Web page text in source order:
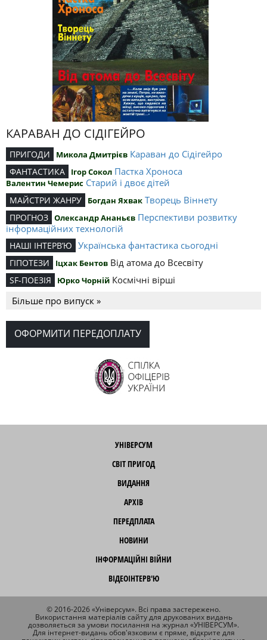
КАРАВАН ДО СІДІГЕЙРО
ПРИГОДИ Микола Дмитрієв Караван до Сідігейро
ФАНТАСТИКА Ігор Сокол Пастка Хроноса
Валентин Чемерис Старий і двоє дітей
МАЙСТРИ ЖАНРУ Богдан Яхвак Творець Віннету
ПРОГНОЗ Олександр Ананьєв Перспективи розвитку
інформаційних технологій
НАШІ ІНТЕРВ’Ю Українська фантастика сьогодні
ГІПОТЕЗИ Іцхак Бентов Від атома до Всесвіту
SF-ПОЕЗІЯ Юрко Чорній Космічні вірші
Більше про випуск »
ОФОРМИТИ ПЕРЕДОПЛАТУ
УНІВЕРСУМ
СВІТ ПРИГОД
ВИДАННЯ
АРХІВ
ПЕРЕДПЛАТА
НОВИНИ
ІНФОРМАЦІЙНІ ВІЙНИ
ВІДЕОІНТЕРВ'Ю
© 2016-2026 «Універсум». Всі права застережено.
Використання матеріалів сайту для друкованих видань
дозволяється за умови посилання на журнал «УНІВЕРСУМ».
Для інтернет-видань обов'язковим є пряме, відкрите для